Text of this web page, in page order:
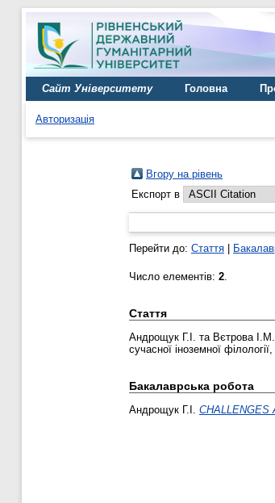
Сайт Університету Головна
Авторизація
Вгору на рівень
Експорт в
Перейти до: Стаття
Число елементів: 2.
Стаття
Андрощук Г.І. та Вєтрова І.М.
сучасної іноземної
Бакалаврська робота
Андрощук Г.І. CHALLENGES